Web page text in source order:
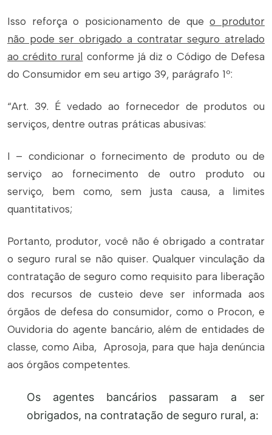
Isso reforça o posicionamento de queo produtor
não pode ser obrigado a contratar seguro atrelado
ao crédito rural conforme já diz o Código de Defesa
do Consumidor em seu artigo 39, parágrafo 1º:
“Art. 39. É vedado ao fornecedor de produtos ou
serviços, dentre outras práticas abusivas:
I – condicionar o fornecimento de produto ou de
serviço ao fornecimento de outro produto ou
serviço, bem como, sem justa causa, a limites
quantitativos;
Portanto, produtor, você não é obrigado a contratar
o seguro rural se não quiser. Qualquer vinculação da
contratação de seguro como requisito para liberação
dos recursos de custeio deve ser informada aos
órgãos de defesa do consumidor, como o Procon, e
Ouvidoria do agente bancário, além de entidades de
classe, como Aiba, Aprosoja, para que haja denúncia
aos órgãos competentes.
Os agentes bancários passaram a ser
obrigados, na contratação de seguro rural, a: